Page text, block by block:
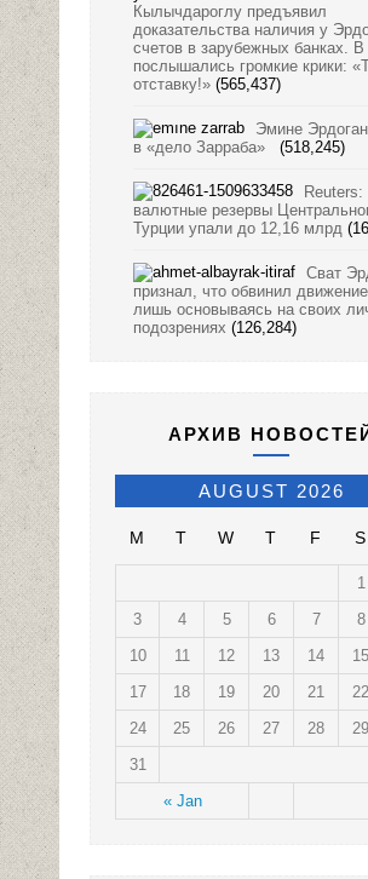
Кылычдароглу предъявил
доказательства наличия у
счетов в зарубежных банках. В
послышались громкие крики:
отставку!» (565,437)
Эмине
в «дело Зарраба»
(518,245)
валютные резервы
Турции упали до 12,16 млрд
Сват
признал, что обвинил
лишь основываясь на своих
подозрениях (126,284)
АРХИВ
AUGUST 2026
M T W T F S
« Jan
1
3
4 5 6 7 8
10
11 12 13 14 15
17
18 19 20 21 22
24
25 26 27 28 29
31